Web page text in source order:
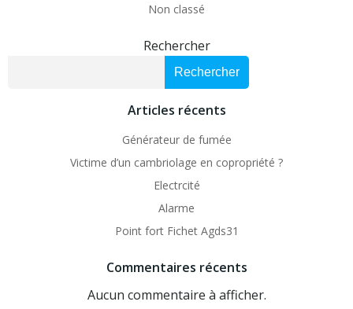
Non classé
Rechercher
Rechercher
Articles récents
Générateur de fumée
Victime d’un cambriolage en copropriété ?
Electrcité
Alarme
Point fort Fichet Agds31
Commentaires récents
Aucun commentaire à afficher.